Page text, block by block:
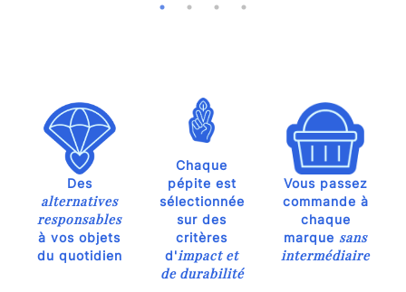
Des
alternatives
responsables
à vos objets
du quotidien
Chaque
pépite est
sélectionnée
sur des
critères
d'impact et
de durabilité
Vous passez
commande à
chaque
marque sans
intermédiaire